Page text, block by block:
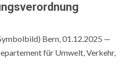
Bern, 01.12.2025 —
für Umwelt, Verkehr,